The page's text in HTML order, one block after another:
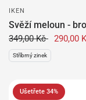
IKEN
Svěží meloun -
349,00 Kč 290,00
Stříbrný zinek
Ušetřete 34%